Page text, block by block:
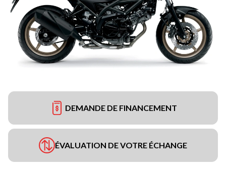
DEMANDE DE FINANCEMENT
ÉVALUATION DE VOTRE ÉCHANGE